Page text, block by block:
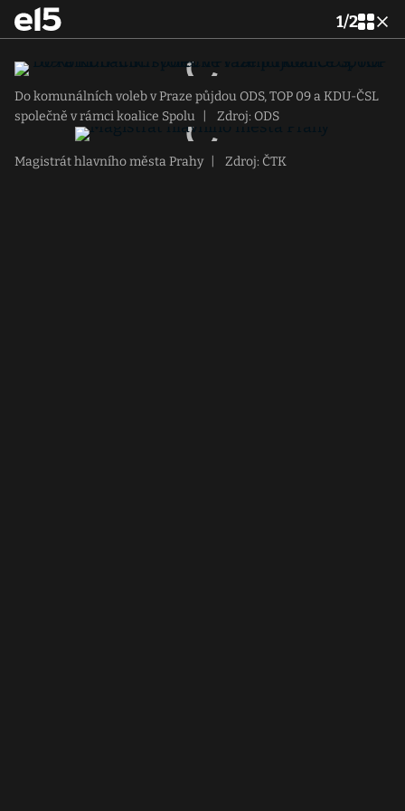
1/2
Do komunálních voleb v Praze půjdou ODS, TOP 09 a KDU-ČSL
společně v rámci koalice Spolu
Zdroj: ODS
Magistrát hlavního města Prahy Zdroj: ČTK